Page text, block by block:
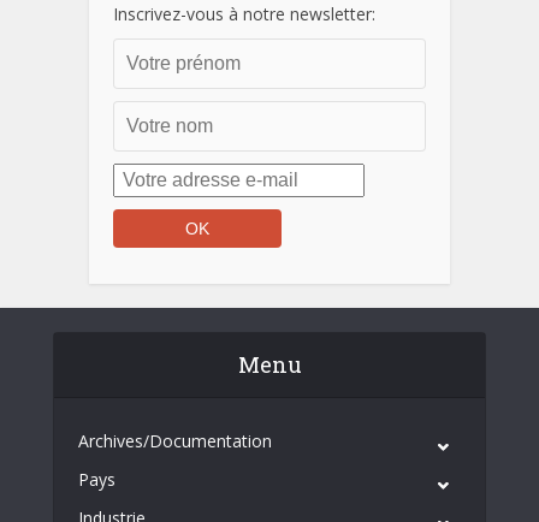
Inscrivez-vous à notre newsletter:
Menu
Archives/Documentation
Pays
Industrie